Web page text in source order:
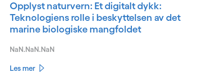
Opplyst naturvern: Et digitalt dykk:
Teknologiens rolle i beskyttelsen av det
marine biologiske mangfoldet
NaN.NaN.NaN
Les mer